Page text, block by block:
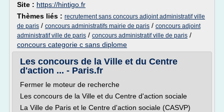
Site : https://hintigo.fr
Thèmes liés : recrutement sans concours adjoint administratif ville
de paris / concours administratifs mairie de paris / concours adjoint
administratif ville de paris / concours administratif ville de paris /
concours categorie c sans diplome
Les concours de la Ville et du Centre
d'action ... - Paris.fr
Fermer le moteur de recherche
Les concours de la Ville et du Centre d'action sociale
La Ville de Paris et le Centre d'action sociale (CASVP)